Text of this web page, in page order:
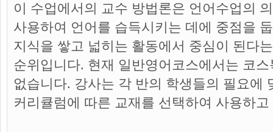
이 수업에서의 교수 방법론은 언어수업의
사용하여 언어를 습득시키는 데에 중점을
지식을 쌓고 넓히는 활동에서 중심이 된다
순위입니다. 현재 일반영어코스에서는 코
없습니다. 강사는 각 반의 학생들의 필요에
커리큘럼에 따른 교재를 선택하여 사용하